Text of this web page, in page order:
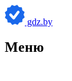
gdz.by
Меню